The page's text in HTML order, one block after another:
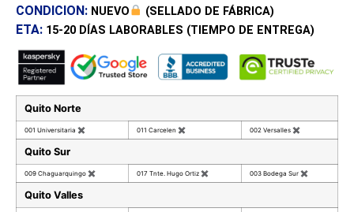
CONDICION: NUEVO (SELLADO DE FÁBRICA)
ETA: 15-20 DÍAS LABORABLES (TIEMPO DE ENTREGA)
Quito Norte
001 Universitaria ✖ 011 Carcelen ✖ 002 Versalles ✖
Quito Sur
009 Chaguarquingo ✖ 017 Tnte. Hugo Ortiz ✖ 003 Bodega Sur ✖
Quito Valles